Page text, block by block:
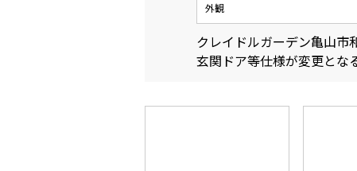
外観
クレイドルガーデン亀山
玄関ドア等仕様が変更とな